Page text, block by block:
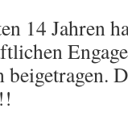
14 Jahren
beigetragen.